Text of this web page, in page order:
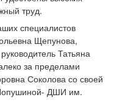
труд.
специалистов
Щепунова,
Татьяна
за пределами
Соколова со своей
ДШИ им.